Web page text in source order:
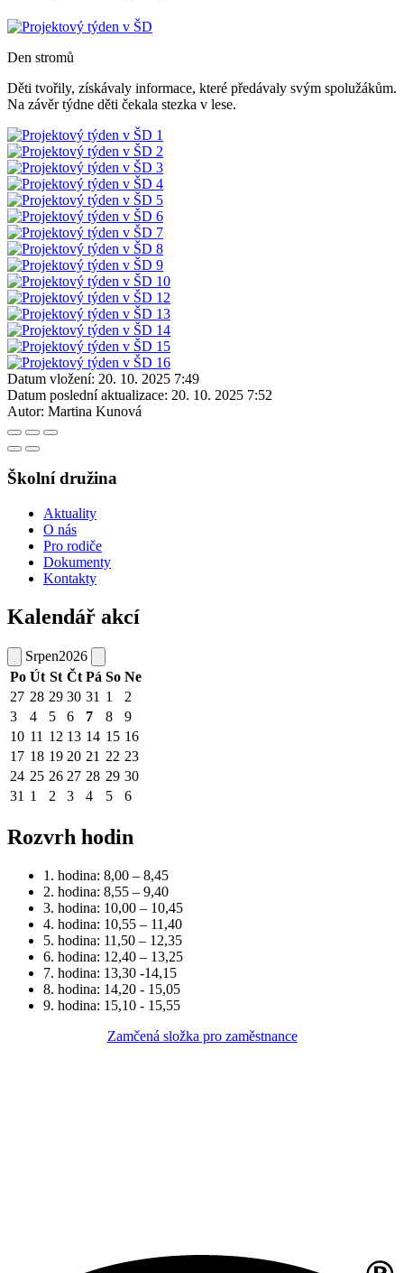
Den stromů
Děti tvořily, získávaly informace, které předávaly svým spolužákům.
Na závěr týdne děti čekala stezka v lese.
Datum vložení: 20. 10. 2025 7:49
Datum poslední aktualizace: 20. 10. 2025 7:52
Autor: Martina Kunová
Školní družina
Aktuality
O nás
Pro rodiče
Dokumenty
Kontakty
Kalendář akcí
Srpen2026
Po Út St Čt Pá So Ne
27 28 29 30 31 1
2
3
4 5 6 7 8
9
10 11 12 13 14 15 16
17 18 19 20 21 22 23
24 25 26 27 28 29 30
31 1 2 3 4 5 6
Rozvrh hodin
1. hodina: 8,00 – 8,45
2. hodina: 8,55 – 9,40
3. hodina: 10,00 – 10,45
4. hodina: 10,55 – 11,40
5. hodina: 11,50 – 12,35
6. hodina: 12,40 – 13,25
7. hodina: 13,30 -14,15
8. hodina: 14,20 - 15,05
9. hodina: 15,10 - 15,55
Zamčená složka pro zaměstnance